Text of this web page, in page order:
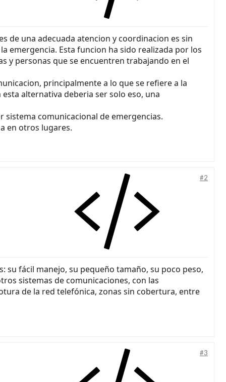
de una adecuada atencion y coordinacion es sin
emergencia. Esta funcion ha sido realizada por los
y personas que se encuentren trabajando en el
principalmente a lo que se refiere a la
alternativa deberia ser solo eso, una
comunicacional de emergencias.
en otros lugares.
#2
su fácil manejo, su pequeño tamaño, su poco peso,
sistemas de comunicaciones, con las
de la red telefónica, zonas sin cobertura, entre
#3